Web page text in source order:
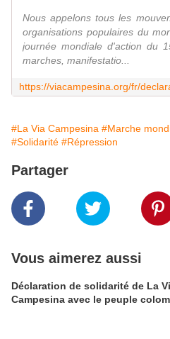
Nous appelons tous les
organisations populaires du
journée mondiale d'action du
marches, manifestatio...
#La Via Campesina #Marche
#Solidarité #Répression
Partager
Vous aimerez aussi
Déclaration de solidarité de La
Campesina avec le peuple